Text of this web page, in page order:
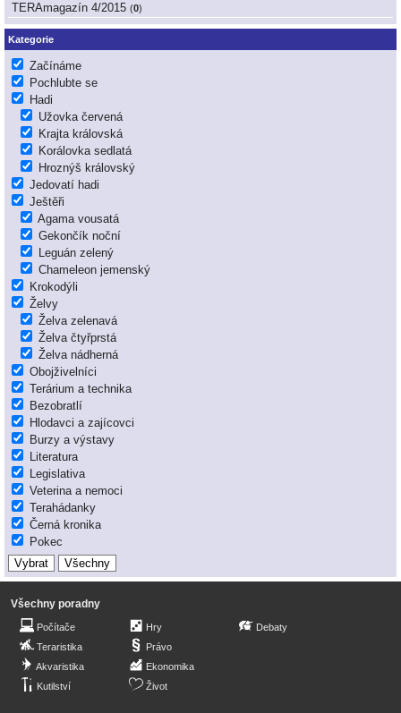
TERAmagazín 4/2015 (0)
Kategorie
Začínáme
Pochlubte se
Hadi
Užovka červená
Krajta královská
Korálovka sedlatá
Hroznýš královský
Jedovatí hadi
Ještěři
Agama vousatá
Gekončík noční
Leguán zelený
Chameleon jemenský
Krokodýli
Želvy
Želva zelenavá
Želva čtyřprstá
Želva nádherná
Obojživelníci
Terárium a technika
Bezobratlí
Hlodavci a zajícovci
Burzy a výstavy
Literatura
Legislativa
Veterina a nemoci
Terahádanky
Černá kronika
Pokec
Všechny poradny
Počítače
Teraristika
Akvaristika
Kutilství
Hry
Právo
Ekonomika
Život
Debaty